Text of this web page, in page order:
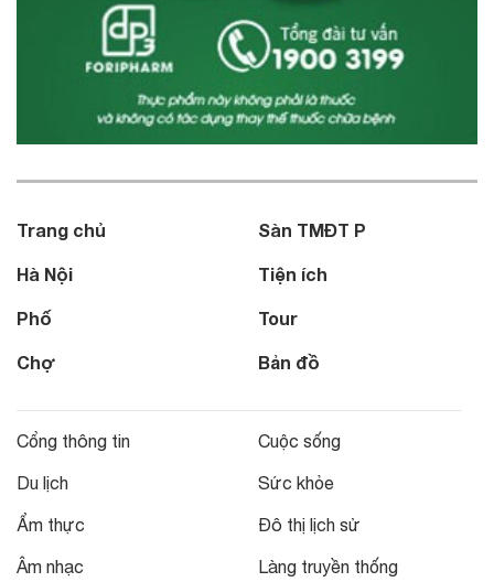
Trang chủ
Hà Nội
Phố
Chợ
Sàn TMĐT P
Tiện ích
Tour
Bản đồ
Cổng thông tin
Du lịch
Ẩm thực
Âm nhạc
Cuộc sống
Sức khỏe
Đô thị lịch sử
Làng truyền thống